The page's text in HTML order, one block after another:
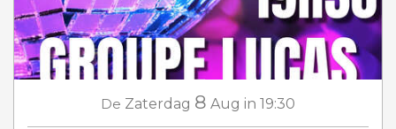
De Zaterdag 8 Aug in 19:30